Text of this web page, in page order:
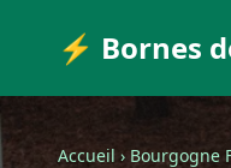
⚡ Bornes
Accueil › Bourgogne